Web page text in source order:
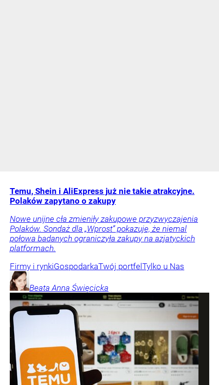
Temu, Shein i AliExpress już nie takie atrakcyjne.
Polaków zapytano o zakupy
Nowe unijne cła zmieniły zakupowe przyzwyczajenia
Polaków. Sondaż dla „Wprost” pokazuje, że niemal
połowa badanych ograniczyła zakupy na azjatyckich
platformach.
Firmy i rynkiGospodarkaTwój portfelTylko u Nas
Beata Anna Święcicka